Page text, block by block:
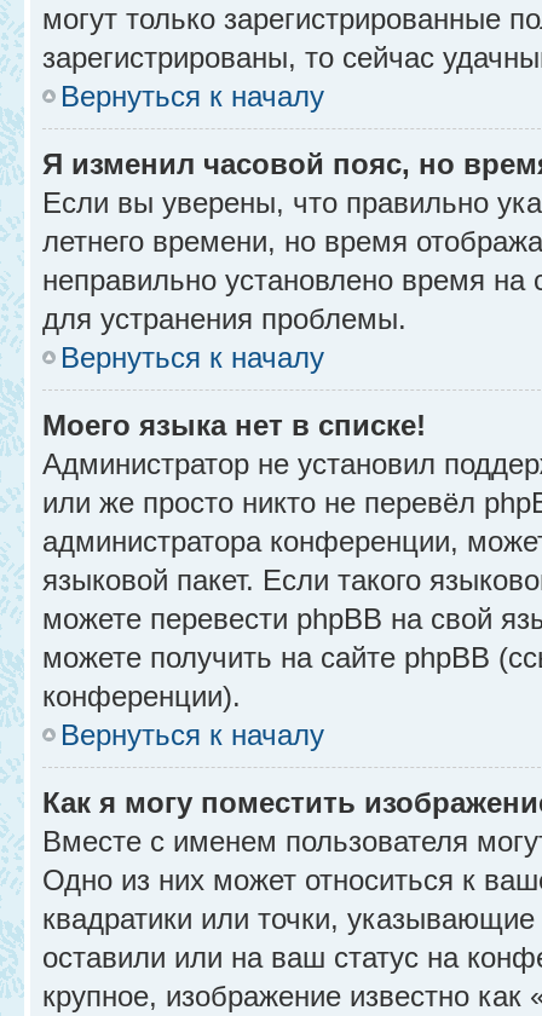
могут только зарегистрированные
зарегистрированы, то сейчас
Вернуться к началу
Я изменил часовой пояс, но
Если вы уверены, что правильно
летнего времени, но время
неправильно установлено время
для устранения проблемы.
Вернуться к началу
Моего языка нет в списке!
Администратор не установил
или же просто никто не перевёл
администратора конференции,
языковой пакет. Если такого
можете перевести phpBB на свой
можете получить на сайте phpBB
конференции).
Вернуться к началу
Как я могу поместить
Вместе с именем пользователя
Одно из них может относиться к
квадратики или точки,
оставили или на ваш статус на
крупное, изображение известно